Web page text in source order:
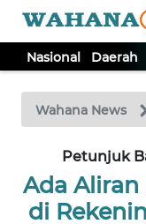
Nasional Daerah
Wahana News
Petunjuk
Ada
di
TV
Tutup
NASIONAL
DAERAH